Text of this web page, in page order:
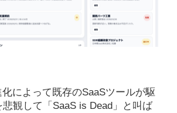
によって既存のSaaSツールが駆
観して「SaaS is Dead」と叫ば